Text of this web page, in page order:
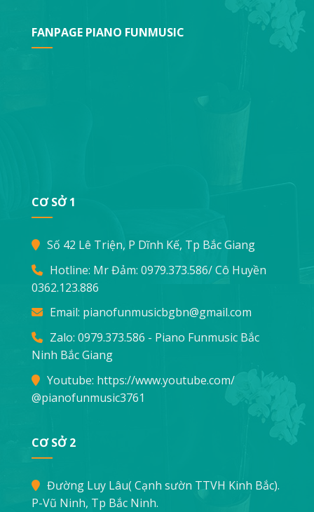
FANPAGE PIANO FUNMUSIC
CƠ SỞ 1
Số 42 Lê Triện, P Dĩnh Kế, Tp Bắc Giang
Hotline: Mr Đảm: 0979.373.586/ Cô Huyền
0362.123.886
Email: pianofunmusicbgbn@gmail.com
Zalo: 0979.373.586 - Piano Funmusic Bắc
Ninh Bắc Giang
Youtube: https://www.youtube.com/
@pianofunmusic3761
CƠ SỞ 2
Đường Luy Lâu( Cạnh sườn TTVH Kinh Bắc).
P-Vũ Ninh, Tp Bắc Ninh.